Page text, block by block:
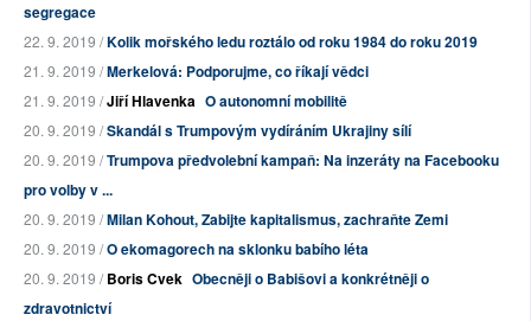
segregace
22. 9. 2019 /Kolik mořského ledu roztálo od roku 1984 do roku 2019
21. 9. 2019 /Merkelová: Podporujme, co říkají vědci
21. 9. 2019 /Jiří Hlavenka O autonomní mobilitě
20. 9. 2019 /Skandál s Trumpovým vydíráním Ukrajiny sílí
20. 9. 2019 /Trumpova předvolební kampaň: Na inzeráty na Facebooku
pro volby v ...
20. 9. 2019 /Milan Kohout, Zabijte kapitalismus, zachraňte Zemi
20. 9. 2019 /O ekomagorech na sklonku babího léta
20. 9. 2019 /Boris Cvek Obecněji o Babišovi a konkrétněji o
zdravotnictví